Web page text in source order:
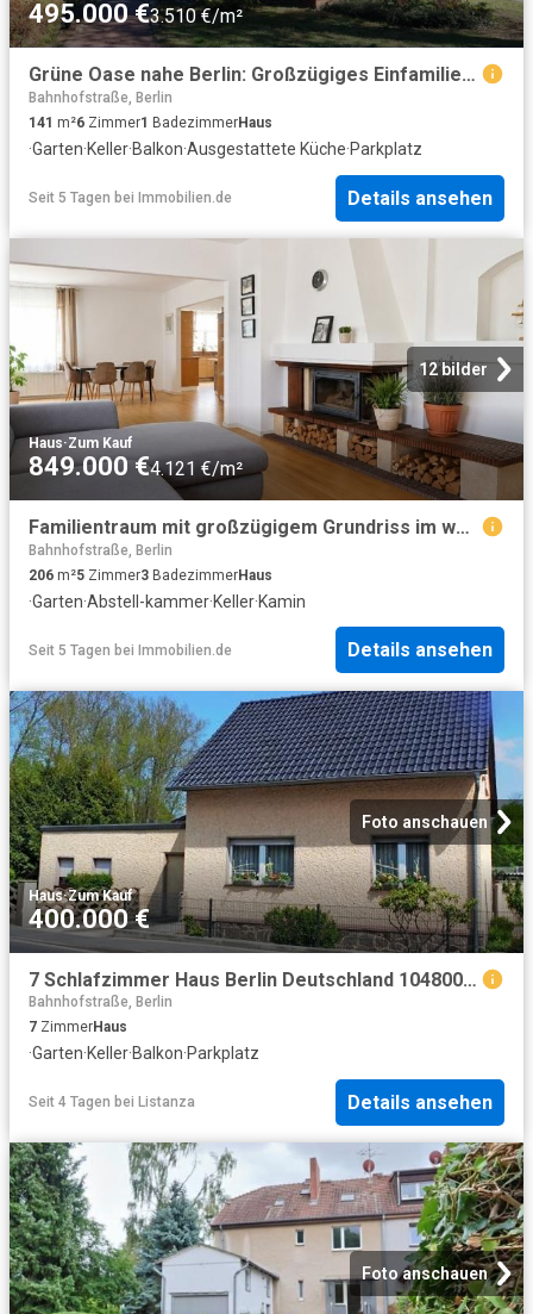
495.000 €3.510 €/m²
Grüne Oase nahe Berlin: Großzügiges Einfamilienhaus mit parkähnlichem Garten
Bahnhofstraße, Berlin
141 m²6 Zimmer1 BadezimmerHaus
·Garten·Keller·Balkon·Ausgestattete Küche·Parkplatz
Seit 5 Tagen bei Immobilien.de Details ansehen
12 bilder
Haus·Zum Kauf
849.000 €4.121 €/m²
Familientraum mit großzügigem Grundriss im westlichen Buckow
Bahnhofstraße, Berlin
206 m²5 Zimmer3 BadezimmerHaus
·Garten·Abstell-kammer·Keller·Kamin
Seit 5 Tagen bei Immobilien.de Details ansehen
Foto anschauen
Haus·Zum Kauf
400.000 €
7 Schlafzimmer Haus Berlin Deutschland 104800172
Bahnhofstraße, Berlin
7 ZimmerHaus
·Garten·Keller·Balkon·Parkplatz
Seit 4 Tagen bei Listanza Details ansehen
Foto anschauen